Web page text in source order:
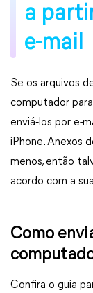
a
e-mail
Se os arquivos
computador
enviá‑los por e-
iPhone. Anexos
menos, então
acordo com a
Como
Confira o guia